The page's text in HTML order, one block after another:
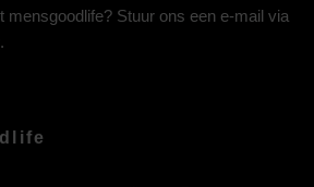
mensgoodlife? Stuur ons een e-mail via
.